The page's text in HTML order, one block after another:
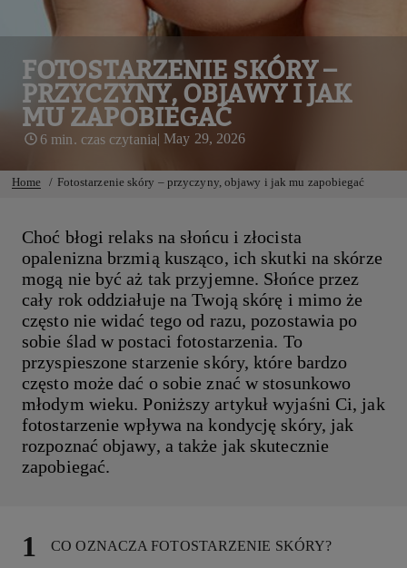
FOTOSTARZENIE SKÓRY –
PRZYCZYNY, OBJAWY I JAK
MU ZAPOBIEGAĆ
6 min. czas czytania| May 29, 2026
Home Fotostarzenie skóry – przyczyny, objawy i jak mu zapobiegać
Choć błogi relaks na słońcu i złocista
opalenizna brzmią kusząco, ich skutki na skórze
mogą nie być aż tak przyjemne. Słońce przez
cały rok oddziałuje na Twoją skórę i mimo że
często nie widać tego od razu, pozostawia po
sobie ślad w postaci fotostarzenia. To
przyspieszone starzenie skóry, które bardzo
często może dać o sobie znać w stosunkowo
młodym wieku. Poniższy artykuł wyjaśni Ci, jak
fotostarzenie wpływa na kondycję skóry, jak
rozpoznać objawy, a także jak skutecznie
zapobiegać.
CO OZNACZA FOTOSTARZENIE SKÓRY?